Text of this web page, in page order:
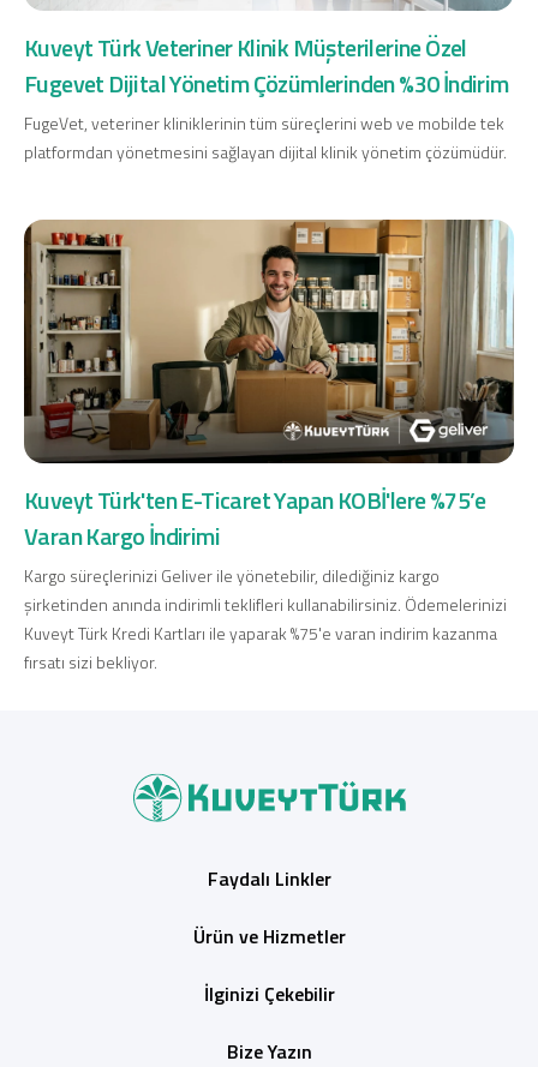
Dijital Bankacılık Hakkımızda Finans Portalı
Şube ve ATM’ler
İletişim
Ürün ve Hizmet Ücretleri
Konut Finansmanı
Yatırım Fonları
Ticari Kartlar
Tarım Finansmanı
Leasing
Yatırım
Kuveyt Türk Veteriner Klinik Müşterilerine Özel
Fugevet Dijital Yönetim Çözümlerinden %30 İndirim
FugeVet, veteriner kliniklerinin tüm süreçlerini web ve mobilde tek
platformdan yönetmesini sağlayan dijital klinik yönetim çözümüdür.
Kuveyt Türk'ten E-Ticaret Yapan KOBİ'lere %75’e
Varan Kargo İndirimi
Kargo süreçlerinizi Geliver ile yönetebilir, dilediğiniz kargo
şirketinden anında indirimli teklifleri kullanabilirsiniz. Ödemelerinizi
Kuveyt Türk Kredi Kartları ile yaparak %75'e varan indirim kazanma
fırsatı sizi bekliyor.
Faydalı Linkler
Ürün ve Hizmetler
İlginizi Çekebilir
Bize Yazın